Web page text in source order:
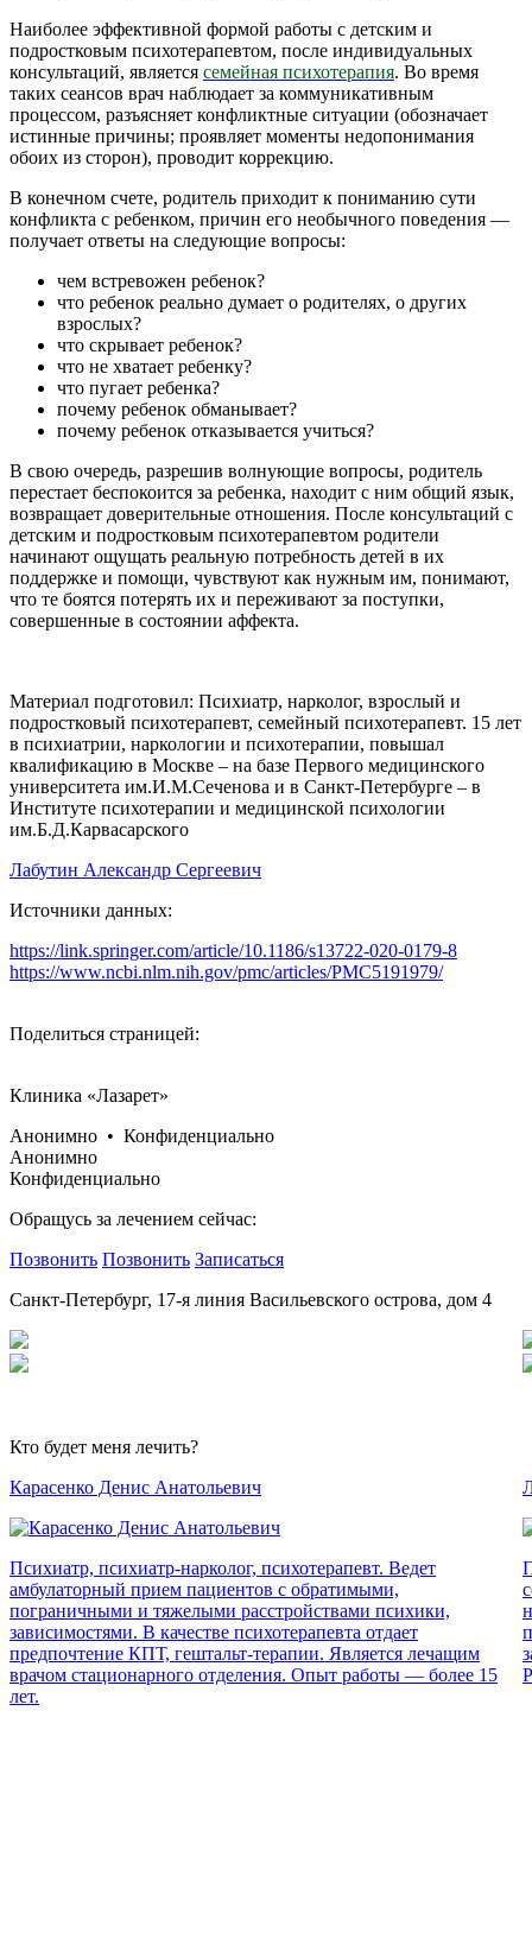
Наиболее эффективной формой работы с детским и
подростковым психотерапевтом, после индивидуальных
консультаций, является семейная психотерапия. Во время
таких сеансов врач наблюдает за коммуникативным
процессом, разъясняет конфликтные ситуации (обозначает
истинные причины; проявляет моменты недопонимания
обоих из сторон), проводит коррекцию.
В конечном счете, родитель приходит к пониманию сути
конфликта с ребенком, причин его необычного поведения —
получает ответы на следующие вопросы:
чем встревожен ребенок?
что ребенок реально думает о родителях, о других
взрослых?
что скрывает ребенок?
что не хватает ребенку?
что пугает ребенка?
почему ребенок обманывает?
почему ребенок отказывается учиться?
В свою очередь, разрешив волнующие вопросы, родитель
перестает беспокоится за ребенка, находит с ним общий язык,
возвращает доверительные отношения. После консультаций с
детским и подростковым психотерапевтом родители
начинают ощущать реальную потребность детей в их
поддержке и помощи, чувствуют как нужным им, понимают,
что те боятся потерять их и переживают за поступки,
совершенные в состоянии аффекта.
Материал подготовил: Психиатр, нарколог, взрослый и
подростковый психотерапевт, семейный психотерапевт. 15 лет
в психиатрии, наркологии и психотерапии, повышал
квалификацию в Москве – на базе Первого медицинского
университета им.И.М.Сеченова и в Санкт-Петербурге – в
Институте психотерапии и медицинской психологии
им.Б.Д.Карвасарского
Лабутин Александр Сергеевич
Источники данных:
https://link.springer.com/article/10.1186/s13722-020-0179-8
https://www.ncbi.nlm.nih.gov/pmc/articles/PMC5191979/
Поделиться страницей:
Клиника «Лазарет»
Анонимно • Конфиденциально
Анонимно
Конфиденциально
Обращусь за лечением сейчас:
Позвонить Позвонить Записаться
Санкт-Петербург, 17-я линия Васильевского острова, дом 4
Кто будет меня лечить?
Карасенко Денис Анатольевич
Психиатр, психиатр-нарколог, психотерапевт. Ведет
амбулаторный прием пациентов с обратимыми,
пограничными и тяжелыми расстройствами психики,
зависимостями. В качестве психотерапевта отдает
предпочтение КПТ, гештальт-терапии. Является лечащим
врачом стационарного отделения. Опыт работы — более 15
лет.